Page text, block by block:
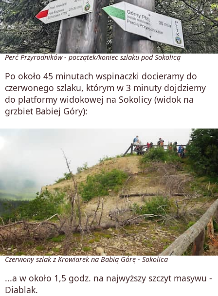
Perć Przyrodników - początek/koniec szlaku pod Sokolicą
Po około 45 minutach wspinaczki docieramy do
czerwonego szlaku, którym w 3 minuty dojdziemy
do platformy widokowej na Sokolicy (widok na
grzbiet Babiej Góry):
Czerwony szlak z Krowiarek na Babią Górę - Sokolica
...a w około 1,5 godz. na najwyższy szczyt masywu -
Diablak.